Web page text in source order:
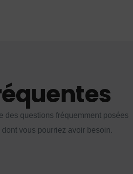
des questions fréquemment posées
vous pourriez avoir besoin.